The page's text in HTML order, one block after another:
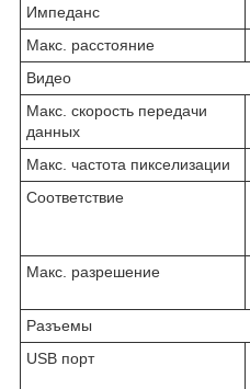
Импеданс
Макс. расстояние
Видео
Макс. скорость передачи
данных
Макс. частота пикселизации
Соответствие
Макс. разрешение
Разъемы
USB порт